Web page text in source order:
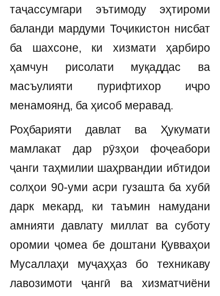
таҷассумгари эътимоду эҳтироми
баланди мардуми Тоҷикистон нисбат
ба шахсоне, ки хизмати ҳарбиро
ҳамчун рисолати муқаддас ва
масъулияти пурифтихор иҷро
менамоянд, ба ҳисоб меравад.
Роҳбарияти давлат ва Ҳукумати
мамлакат дар рӯзҳои фоҷеабори
ҷанги таҳмилии шаҳрвандии ибтидои
солҳои 90-уми асри гузашта ба хубӣ
дарк мекард, ки таъмин намудани
амнияти давлату миллат ва суботу
оромии ҷомеа бе доштани Қувваҳои
Мусаллаҳи муҷаҳҳаз бо техникаву
лавозимоти ҷангӣ ва хизматчиёни